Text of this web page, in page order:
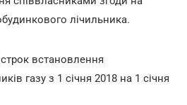
лічильника.
встановлення
газу з 1 січня 2018 на 1 січня